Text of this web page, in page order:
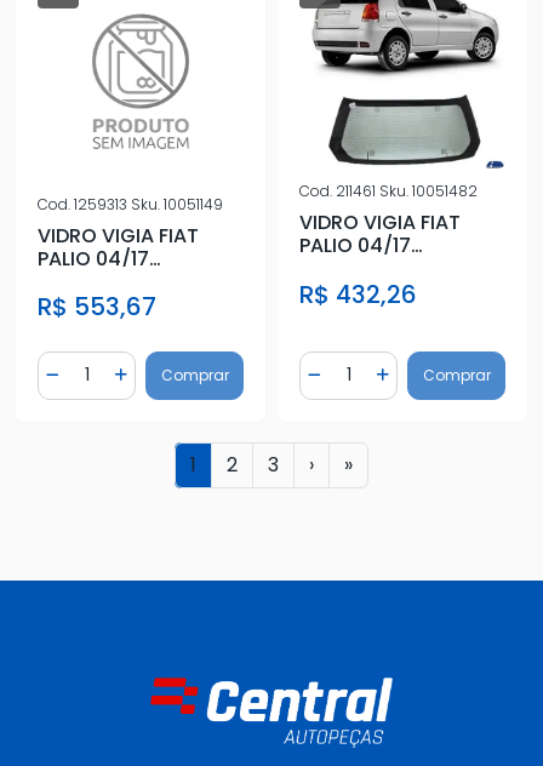
Cod.1259313 Sku.10051149
VIDRO VIGIA FIAT
PALIO 04/17
VERDE
R$ 553,67
Diminuir Quantidade
Quantidade
Adicionar Quantidade
Comprar
Cod. 211461 Sku.10051482
VIDRO VIGIA FIAT
PALIO 04/17
VERDE
R$ 432,26
Diminuir Quantidade
Quantidade
AdicionarComprar
1 2 3 › »